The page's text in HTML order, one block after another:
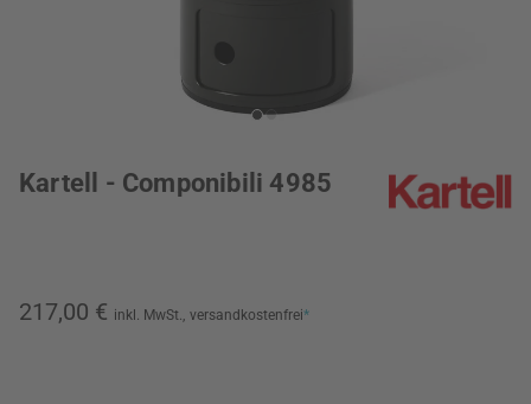
Kartell - Componibili 4985
217,00 € inkl. MwSt., versandkostenfrei*